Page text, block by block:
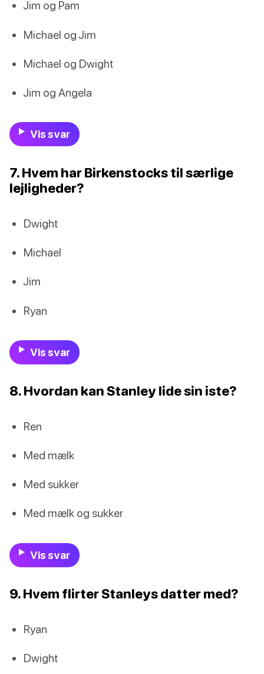
Jim og Pam
Michael og Jim
Michael og Dwight
Jim og Angela
Vis svar
7. Hvem har Birkenstocks til særlige
lejligheder?
Dwight
Michael
Jim
Ryan
Vis svar
8. Hvordan kan Stanley lide sin iste?
Ren
Med mælk
Med sukker
Med mælk og sukker
Vis svar
9. Hvem flirter Stanleys datter med?
Ryan
Dwight